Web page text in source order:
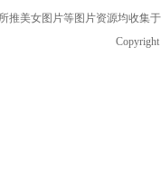
推美女图片等图片资源均收集